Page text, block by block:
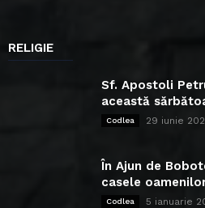
RELIGIE
Sf. Apostoli
această
Codlea 29 iunie
În Ajun de
casele
Codlea 5 ianuarie